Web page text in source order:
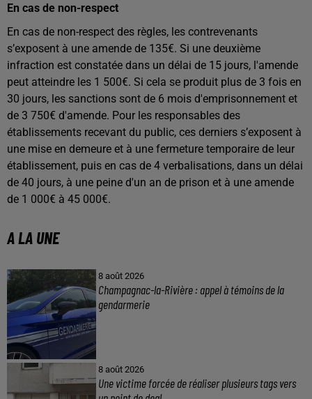
En cas de non-respect
En cas de non-respect des règles, les contrevenants
s’exposent à une amende de 135€. Si une deuxième
infraction est constatée dans un délai de 15 jours, l'amende
peut atteindre les 1 500€. Si cela se produit plus de 3 fois en
30 jours, les sanctions sont de 6 mois d'emprisonnement et
de 3 750€ d'amende. Pour les responsables des
établissements recevant du public, ces derniers s’exposent à
une mise en demeure et à une fermeture temporaire de leur
établissement, puis en cas de 4 verbalisations, dans un délai
de 40 jours, à une peine d'un an de prison et à une amende
de 1 000€ à 45 000€.
A LA UNE
8 août 2026
Champagnac-la-Rivière : appel à témoins de la
gendarmerie
8 août 2026
Une victime forcée de réaliser plusieurs tags vers